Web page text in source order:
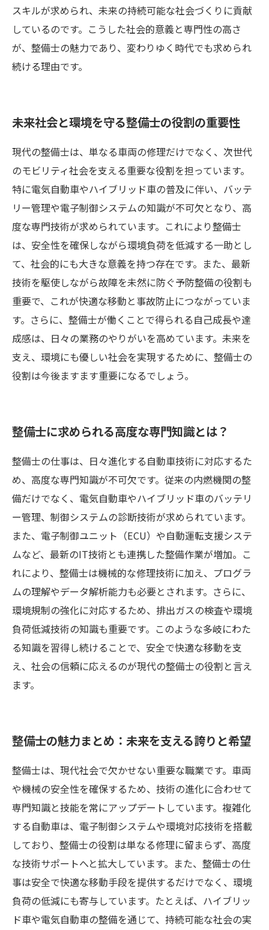
スキルが求められ、未来の持続可能な社会づくりに貢献
しているのです。こうした社会的意義と専門性の高さ
が、整備士の魅力であり、変わりゆく時代でも求められ
続ける理由です。
未来社会と環境を守る整備士の役割の重要性
現代の整備士は、単なる車両の修理だけでなく、次世代
のモビリティ社会を支える重要な役割を担っています。
特に電気自動車やハイブリッド車の普及に伴い、バッテ
リー管理や電子制御システムの知識が不可欠となり、高
度な専門技術が求められています。これにより整備士
は、安全性を確保しながら環境負荷を低減する一助とし
て、社会的にも大きな意義を持つ存在です。また、最新
技術を駆使しながら故障を未然に防ぐ予防整備の役割も
重要で、これが快適な移動と事故防止につながっていま
す。さらに、整備士が働くことで得られる自己成長や達
成感は、日々の業務のやりがいを高めています。未来を
支え、環境にも優しい社会を実現するために、整備士の
役割は今後ますます重要になるでしょう。
整備士に求められる高度な専門知識とは？
整備士の仕事は、日々進化する自動車技術に対応するた
め、高度な専門知識が不可欠です。従来の内燃機関の整
備だけでなく、電気自動車やハイブリッド車のバッテリ
ー管理、制御システムの診断技術が求められています。
また、電子制御ユニット（ECU）や自動運転支援システ
ムなど、最新のIT技術とも連携した整備作業が増加。こ
れにより、整備士は機械的な修理技術に加え、プログラ
ムの理解やデータ解析能力も必要とされます。さらに、
環境規制の強化に対応するため、排出ガスの検査や環境
負荷低減技術の知識も重要です。このような多岐にわた
る知識を習得し続けることで、安全で快適な移動を支
え、社会の信頼に応えるのが現代の整備士の役割と言え
ます。
整備士の魅力まとめ：未来を支える誇りと希望
整備士は、現代社会で欠かせない重要な職業です。車両
や機械の安全性を確保するため、技術の進化に合わせて
専門知識と技能を常にアップデートしています。複雑化
する自動車は、電子制御システムや環境対応技術を搭載
しており、整備士の役割は単なる修理に留まらず、高度
な技術サポートへと拡大しています。また、整備士の仕
事は安全で快適な移動手段を提供するだけでなく、環境
負荷の低減にも寄与しています。たとえば、ハイブリッ
ド車や電気自動車の整備を通じて、持続可能な社会の実